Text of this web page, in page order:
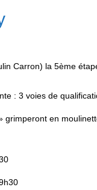
Carron) la 5ème
: 3 voies de
grimperont en